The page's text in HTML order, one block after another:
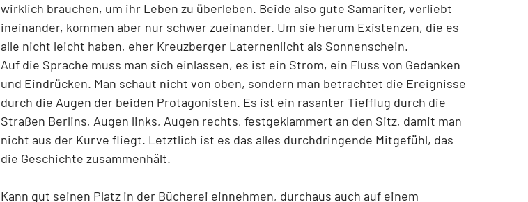
wirklich brauchen, um ihr Leben zu überleben. Beide also gute Samariter, verliebt
ineinander, kommen aber nur schwer zueinander. Um sie herum Existenzen, die es
alle nicht leicht haben, eher Kreuzberger Laternenlicht als Sonnenschein.
Auf die Sprache muss man sich einlassen, es ist ein Strom, ein Fluss von Gedanken
und Eindrücken. Man schaut nicht von oben, sondern man betrachtet die Ereignisse
durch die Augen der beiden Protagonisten. Es ist ein rasanter Tiefflug durch die
Straßen Berlins, Augen links, Augen rechts, festgeklammert an den Sitz, damit man
nicht aus der Kurve fliegt. Letztlich ist es das alles durchdringende Mitgefühl, das
die Geschichte zusammenhält.
Kann gut seinen Platz in der Bücherei einnehmen, durchaus auch auf einem